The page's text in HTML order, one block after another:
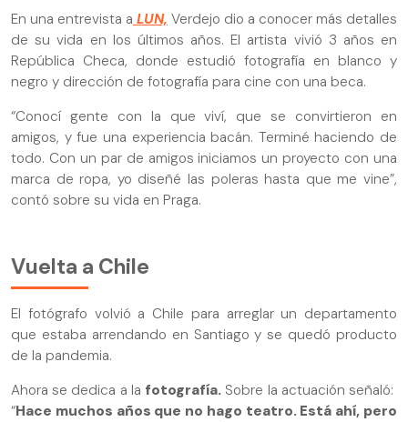
En una entrevista a LUN, Verdejo dio a conocer más detalles
de su vida en los últimos años. El artista vivió 3 años en
República Checa, donde estudió fotografía en blanco y
negro y dirección de fotografía para cine con una beca.
“Conocí gente con la que viví, que se convirtieron en
amigos, y fue una experiencia bacán. Terminé haciendo de
todo. Con un par de amigos iniciamos un proyecto con una
marca de ropa, yo diseñé las poleras hasta que me vine”,
contó sobre su vida en Praga.
Vuelta a Chile
El fotógrafo volvió a Chile para arreglar un departamento
que estaba arrendando en Santiago y se quedó producto
de la pandemia.
Ahora se dedica a la fotografía. Sobre la actuación señaló:
“Hace muchos años que no hago teatro. Está ahí, pero